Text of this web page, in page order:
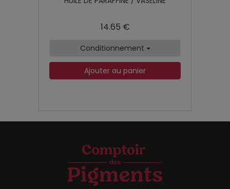
14.65 €
Conditionnement
Ajouter au panier